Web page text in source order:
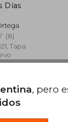
$
Días
(8)
Tapa
, pero